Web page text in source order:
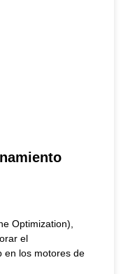
Optimization),
el
en los motores de